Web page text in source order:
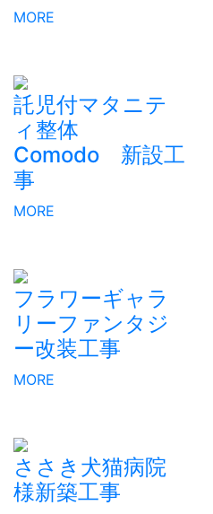
MORE
託児付マタニテ
ィ整体
Comodo 新設工
事
MORE
フラワーギャラ
リーファンタジ
ー改装工事
MORE
ささき犬猫病院
様新築工事